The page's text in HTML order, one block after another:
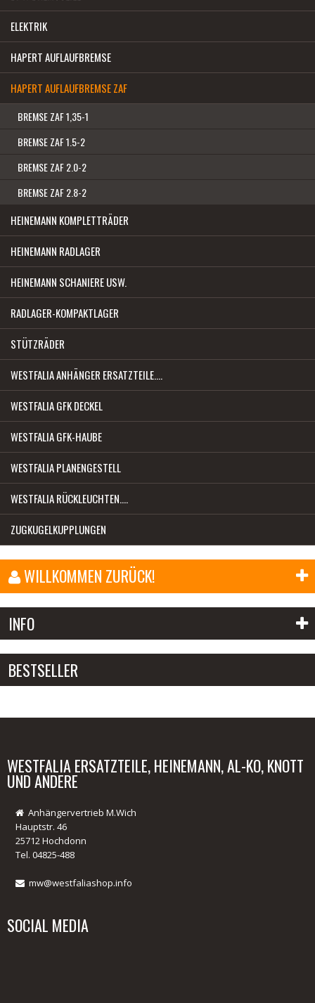
ELEKTRIK
HAPERT AUFLAUFBREMSE
HAPERT AUFLAUFBREMSE ZAF
BREMSE ZAF 1,35-1
BREMSE ZAF 1.5-2
BREMSE ZAF 2.0-2
BREMSE ZAF 2.8-2
HEINEMANN KOMPLETTRÄDER
HEINEMANN RADLAGER
HEINEMANN SCHANIERE USW.
RADLAGER-KOMPAKTLAGER
STÜTZRÄDER
WESTFALIA ANHÄNGER ERSATZTEILE....
WESTFALIA GFK DECKEL
WESTFALIA GFK-HAUBE
WESTFALIA PLANENGESTELL
WESTFALIA RÜCKLEUCHTEN....
ZUGKUGELKUPPLUNGEN
WILLKOMMEN ZURÜCK!
E-Mail-Adresse:
Passwort:
INFO
BESTSELLER
01.
WESTFALIA ERSATZTEILE, HEINEMANN, AL-KO, KNOTT
UND ANDERE
Anhängervertrieb M.Wich
Hauptstr. 46
25712 Hochdonn
Tel. 04825-488
mw@westfaliashop.info
SOCIAL MEDIA